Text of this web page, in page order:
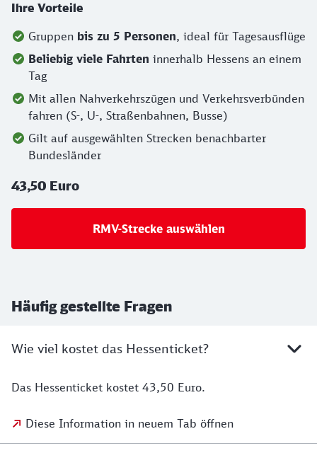
Ihre Vorteile
Gruppen bis zu 5 Personen, ideal für Tagesausflüge
Beliebig viele Fahrten innerhalb Hessens an einem
Tag
Mit allen Nahverkehrszügen und Verkehrsverbünden
fahren (S-, U-, Straßenbahnen, Busse)
Gilt auf ausgewählten Strecken benachbarter
Bundesländer
43,50 Euro
RMV-Strecke auswählen
Häufig gestellte Fragen
Wie viel kostet das Hessenticket?
Das Hessenticket kostet 43,50 Euro.
Diese Information in neuem Tab öffnen